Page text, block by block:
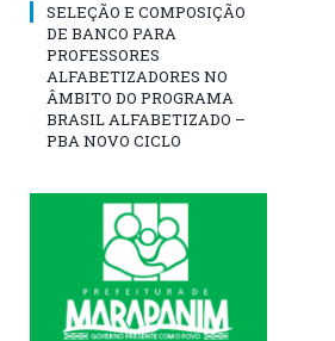
SELEÇÃO E COMPOSIÇÃO
DE BANCO PARA
PROFESSORES
ALFABETIZADORES NO
ÂMBITO DO PROGRAMA
BRASIL ALFABETIZADO –
PBA NOVO CICLO